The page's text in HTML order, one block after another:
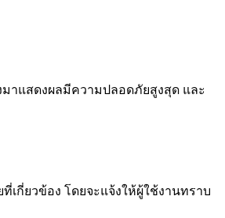
าแสดงผลมีความปลอดภัยสูงสุด และ
กี่ยวข้อง โดยจะแจ้งให้ผู้ใช้งานทราบ